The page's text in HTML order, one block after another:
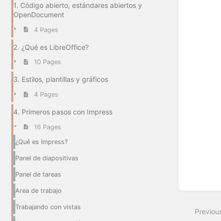
1. Código abierto, estándares abiertos y
OpenDocument
4 Pages
2. ¿Qué es LibreOffice?
10 Pages
3. Estilos, plantillas y gráficos
4 Pages
4. Primeros pasos con Impress
16 Pages
¿Qué es Impress?
Panel de diapositivas
Panel de tareas
Area de trabajo
Trabajando con vistas